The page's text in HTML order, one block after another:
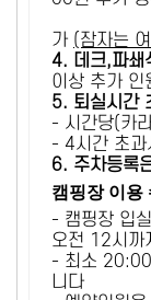
가 (잠자는
4. 데크,파쇄
이상 추가 인
5. 퇴실시간
- 시간당(카
- 4시간 초과
6. 주차등록
캠핑장 이용
- 캠핑장 입
오전 12시까
- 최소 20:00
니다